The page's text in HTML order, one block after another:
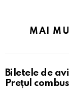
MAI
Biletele de
Prețul